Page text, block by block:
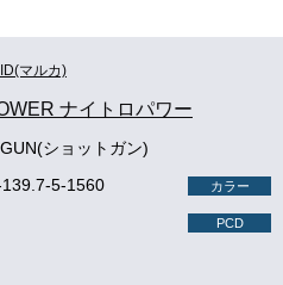
マルカ)
ナイトロパワー
ショットガン)
5-1560 カラー
PCD